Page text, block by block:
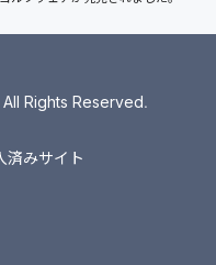
Rights Reserved.
済みサイト